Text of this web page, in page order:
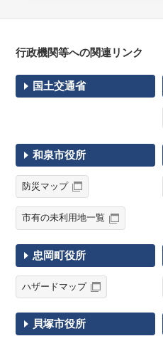
行政機関等への関連リンク
国土交通省
和泉市役所
防災マップ
市有の未利用地一覧
忠岡町役所
ハザードマップ
貝塚市役所